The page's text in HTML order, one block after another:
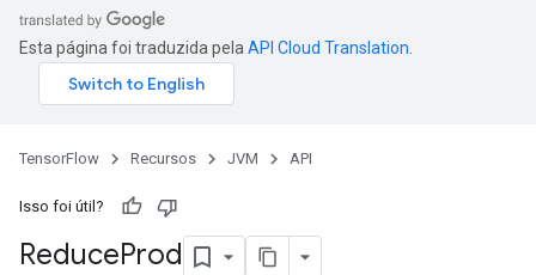
Esta página foi traduzida pela API Cloud Translation
TensorFlow Recursos JVM API
Isso foi útil?
ReduceProd